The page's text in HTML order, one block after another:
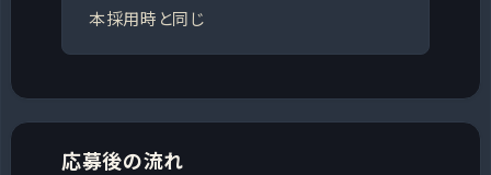
本採用時と同じ
応募後の流れ